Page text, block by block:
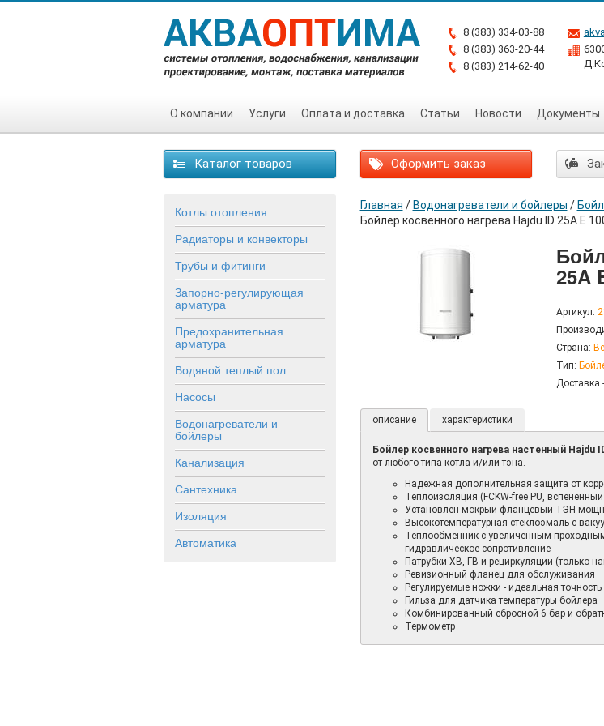
8 (383) 334-03-88
8 (383) 363-20-44
8 (383) 214-62-40
О компании Услуги Оплата и доставка Статьи Новости Документы
Каталог товаров Оформить заказ
Котлы отопления
Радиаторы и конвекторы
Трубы и фитинги
Запорно-регулирующая
арматура
Предохранительная
арматура
Водяной теплый пол
Насосы
Водонагреватели и
бойлеры
Канализация
Сантехника
Изоляция
Автоматика
Главная / Водонагреватели и бойлеры /
Бойлер косвенного нагрева Hajdu ID 25A E
25A
Артикул:
Страна:
Тип:
Доставка
описание характеристики
Бойлер косвенного нагрева настенный Hajdu
от любого типа котла и/или тэна.
Надежная дополнительная защита от
Теплоизоляция (FCKW-free PU,
Установлен мокрый фланцевый ТЭН
Высокотемпературная стеклоэмаль с
Теплообменник с увеличенным
гидравлическое сопротивление
Патрубки ХВ, ГВ и рециркуляции (только
Ревизионный фланец для обслуживания
Регулируемые ножки - идеальная точность
Гильза для датчика температуры бойлера
Комбинированный сбросной 6 бар и
Термометр